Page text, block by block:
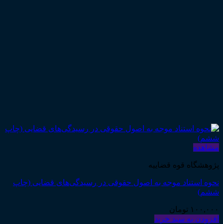
مشاهده
پژوهشگاه قوه قضاییه
نحوه استناد موجه به اصول حقوقی در رسیدگی‌های قضایی (چاپ
ششم)
۱۰۰,۰۰۰ تومان
افزودن به سبد خرید